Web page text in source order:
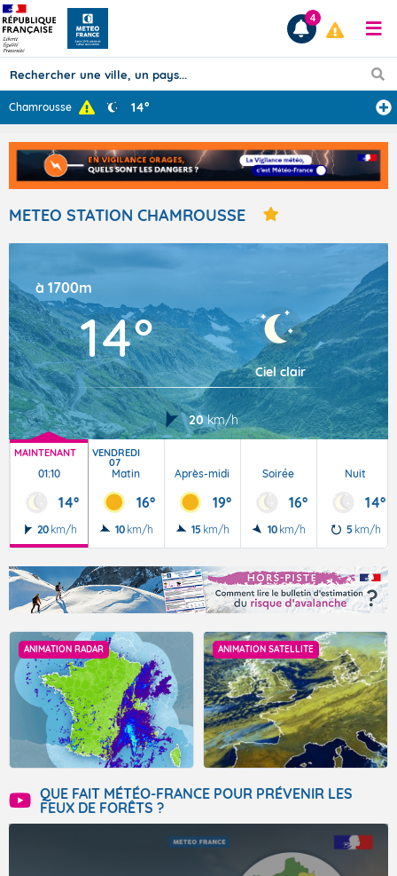
Prévisions
TOUS LES RÉSULTATS
Articles
4
Chamrousse 14°
METEO STATION CHAMROUSSE
à 1700m
14°
Ciel clair
20 km/h
MAINTENANT
01:10
14°
20 km/h
VENDREDI
07
Matin
16°
10 km/h
Après-midi
19°
15 km/h
Soirée
16°
10 km/h
Nuit
14°
5 km/h
ANIMATION RADAR ANIMATION SATELLITE
QUE FAIT MÉTÉO-FRANCE POUR PRÉVENIR LES
FEUX DE FORÊTS ?